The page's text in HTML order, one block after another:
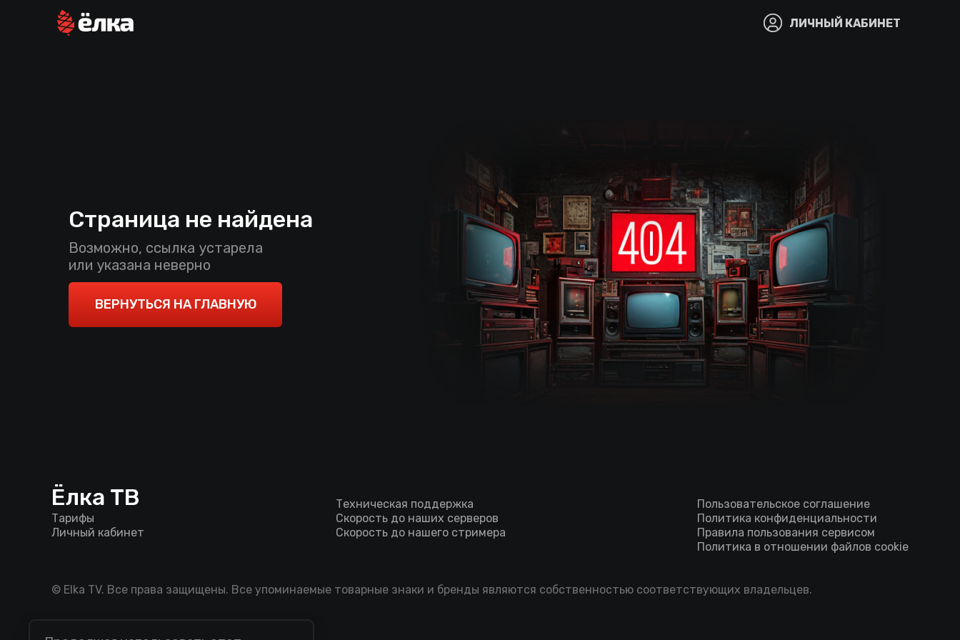
ЛИЧНЫЙ КАБИНЕТ
Страница не найдена
Возможно, ссылка устарела
или указана неверно
ВЕРНУТЬСЯ НА ГЛАВНУЮ
Ёлка ТВ
Тарифы
Личный кабинет
Техническая поддержка
Скорость до наших серверов
Скорость до нашего стримера
Пользовательское соглашение
Политика конфиденциальности
Правила пользования сервисом
Политика в отношении файлов cookie
© Elka TV. Все права защищены. Все упоминаемые товарные знаки и бренды являются собственностью соответствующих владельцев.